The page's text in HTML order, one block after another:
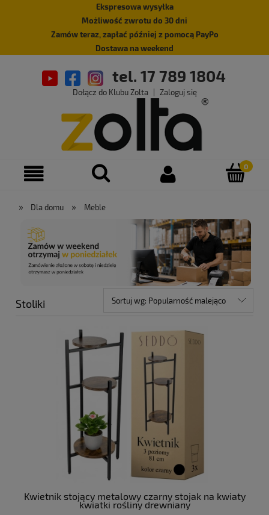
Ekspresowa wysyłka
Możliwość zwrotu do 30 dni
Zamów teraz, zapłać później z pomocą PayPo
Dostawa na weekend
tel. 17 789 1804
Dołącz do Klubu Zolta Zaloguj się
» Dla domu » Meble
Stoliki Sortuj wg: Popularność malejąco
Kwietnik stojący metalowy czarny stojak na kwiaty
kwiatki rośliny drewniany